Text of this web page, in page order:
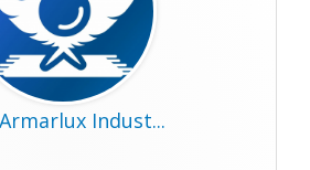
Armarlux Indust...